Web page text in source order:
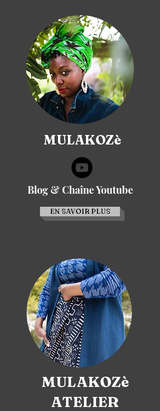
MULAKOZè
Blog & Chaîne Youtube
EN SAVOIR PLUS
MULAKOZè
ATELIER